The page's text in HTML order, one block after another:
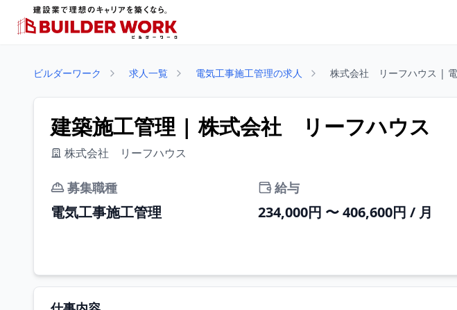
ビルダーワーク 求人一覧 電気工事施工管理の求人 株式会社 リーフハウス |
建築施工管理 | 株式会社 リーフハウス
株式会社 リーフハウス
募集職種
電気工事施工管理
給与
234,000円 〜 406,600円 / 月